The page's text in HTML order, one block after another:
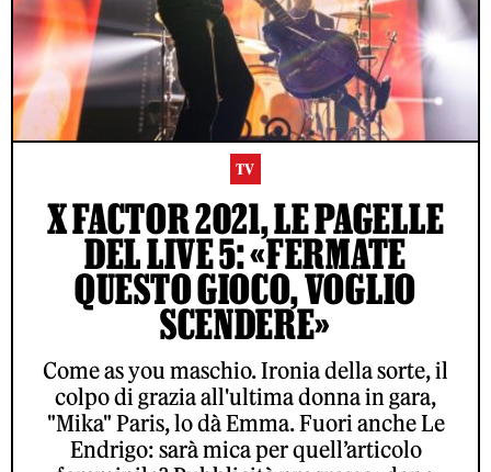
TV
X FACTOR 2021, LE PAGELLE
DEL LIVE 5: «FERMATE
QUESTO GIOCO, VOGLIO
SCENDERE»
Come as you maschio. Ironia della sorte, il
colpo di grazia all'ultima donna in gara,
"Mika" Paris, lo dà Emma. Fuori anche Le
Endrigo: sarà mica per quell’articolo